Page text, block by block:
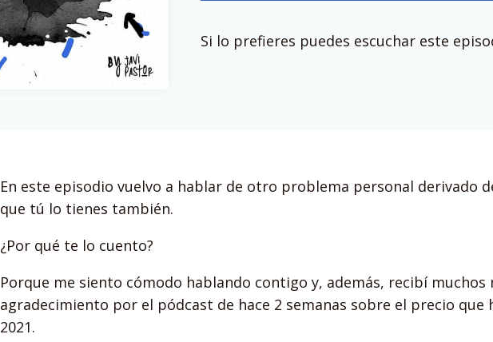
Si lo prefieres puedes escuchar este
En este episodio vuelvo a hablar de otro problema personal derivado
que tú lo tienes también.
¿Por qué te lo cuento?
Porque me siento cómodo hablando contigo y, además, recibí muchos
agradecimiento por el pódcast de hace 2 semanas sobre el precio que
2021.